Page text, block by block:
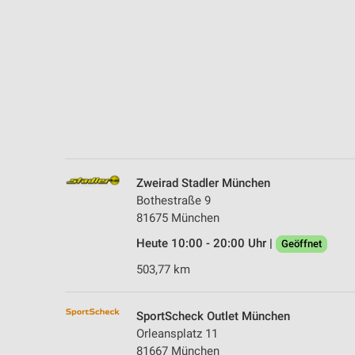
Zweirad Stadler München
Bothestraße 9
81675 München
Heute 10:00 - 20:00 Uhr |
Geöffnet
503,77 km
SportScheck Outlet München
Orleansplatz 11
81667 München
Verwendung genauer Standortdaten
Geräte anhand von aktiv angeforderten Informationen
Funktional